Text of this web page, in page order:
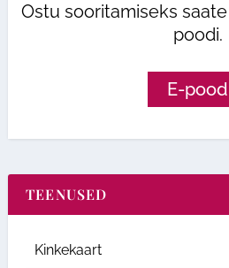
Ostu sooritamiseks
poodi.
E-pood
TEENUSED
Kinkekaart